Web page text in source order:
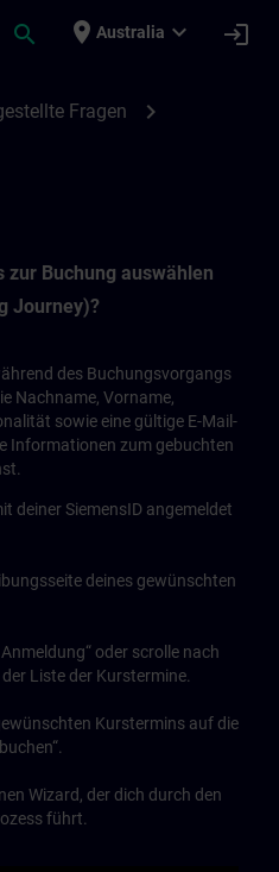
search place Australia expand_more login
Fragen chevron_right
zur Buchung auswählen
Journey)?
des Buchungsvorgangs
Nachname, Vorname,
sowie eine gültige E-Mail-
Informationen zum gebuchten
deiner SiemensID angemeldet
deines gewünschten
oder scrolle nach
Liste der Kurstermine.
Kurstermins auf die
Wizard, der dich durch den
führt.